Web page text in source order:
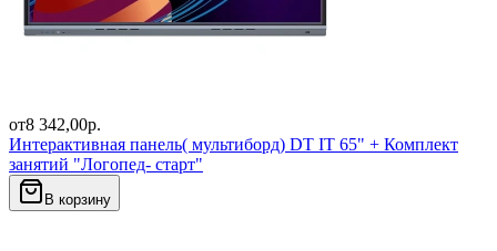
от8 342,00р.
Интерактивная панель( мультиборд) DT IT 65" + Комплект
занятий "Логопед- старт"
В корзину